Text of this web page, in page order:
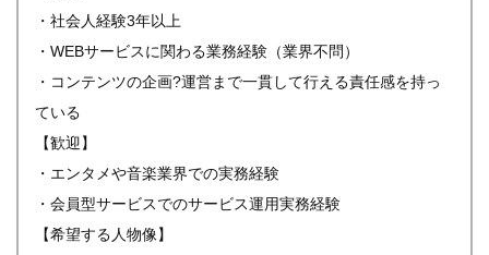
・社会人経験3年以上
・WEBサービスに関わる業務経験（業界不問）
・コンテンツの企画?運営まで一貫して行える責任感を持っ
ている
【歓迎】
・エンタメや音楽業界での実務経験
・会員型サービスでのサービス運用実務経験
【希望する人物像】